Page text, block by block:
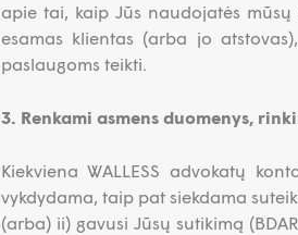
apie tai, kaip Jūs naudojatės
esamas klientas (arba jo
paslaugoms teikti.
3. Renkami asmens duomenys,
Kiekviena WALLESS advokatų
vykdydama, taip pat siekdama
(arba) ii) gavusi Jūsų sutikimą